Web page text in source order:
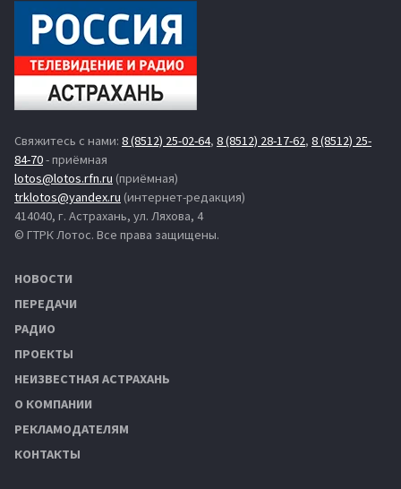
Свяжитесь с нами: 8 (8512) 25-02-64, 8 (8512) 28-17-62, 8 (8512) 25-
84-70- приёмная
lotos@lotos.rfn.ru (приёмная)
trklotos@yandex.ru (интернет-редакция)
414040, г. Астрахань, ул. Ляхова, 4
© ГТРК Лотос. Все права защищены.
НОВОСТИ
ПЕРЕДАЧИ
РАДИО
ПРОЕКТЫ
НЕИЗВЕСТНАЯ АСТРАХАНЬ
О КОМПАНИИ
РЕКЛАМОДАТЕЛЯМ
КОНТАКТЫ